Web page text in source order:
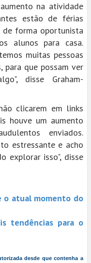
na atividade
estão de férias
forma oportunista
alunos para casa.
muitas pessoas
para que possam ver
disse Graham-
clicarem em links
houve um aumento
enviados.
estressante e acho
explorar isso", disse
o atual momento do
tendências para o
desde que contenha a